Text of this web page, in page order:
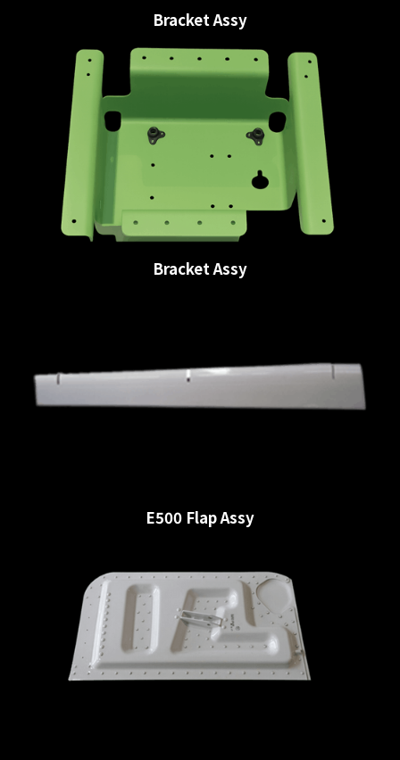
Bracket Assy
Bracket Assy
E500 Flap Assy